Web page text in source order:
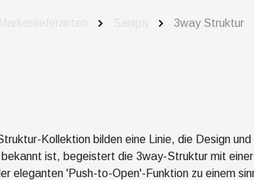
3way Struktur
Kollektion bilden eine Linie, die Design
bekannt ist, begeistert die 3way-Struktur mit
eleganten 'Push-to-Open'-Funktion zu einem